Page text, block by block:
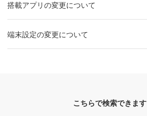
搭載アプリの変更について
端末設定の変更について
こちらで検索できます